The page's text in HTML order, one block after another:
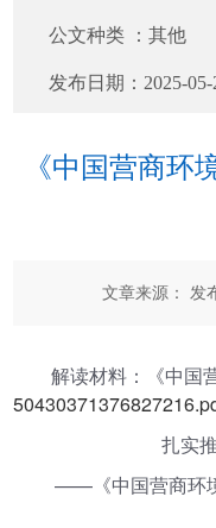
公文种类 ：其他
发布日期： 2025-05-
《中国营商环
文章来源： 发
解读材料：《中国
扎实
——《中国营商环